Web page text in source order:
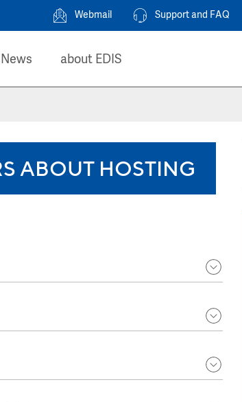
Webmail Support and FAQ
News about EDIS
ABOUT HOSTING